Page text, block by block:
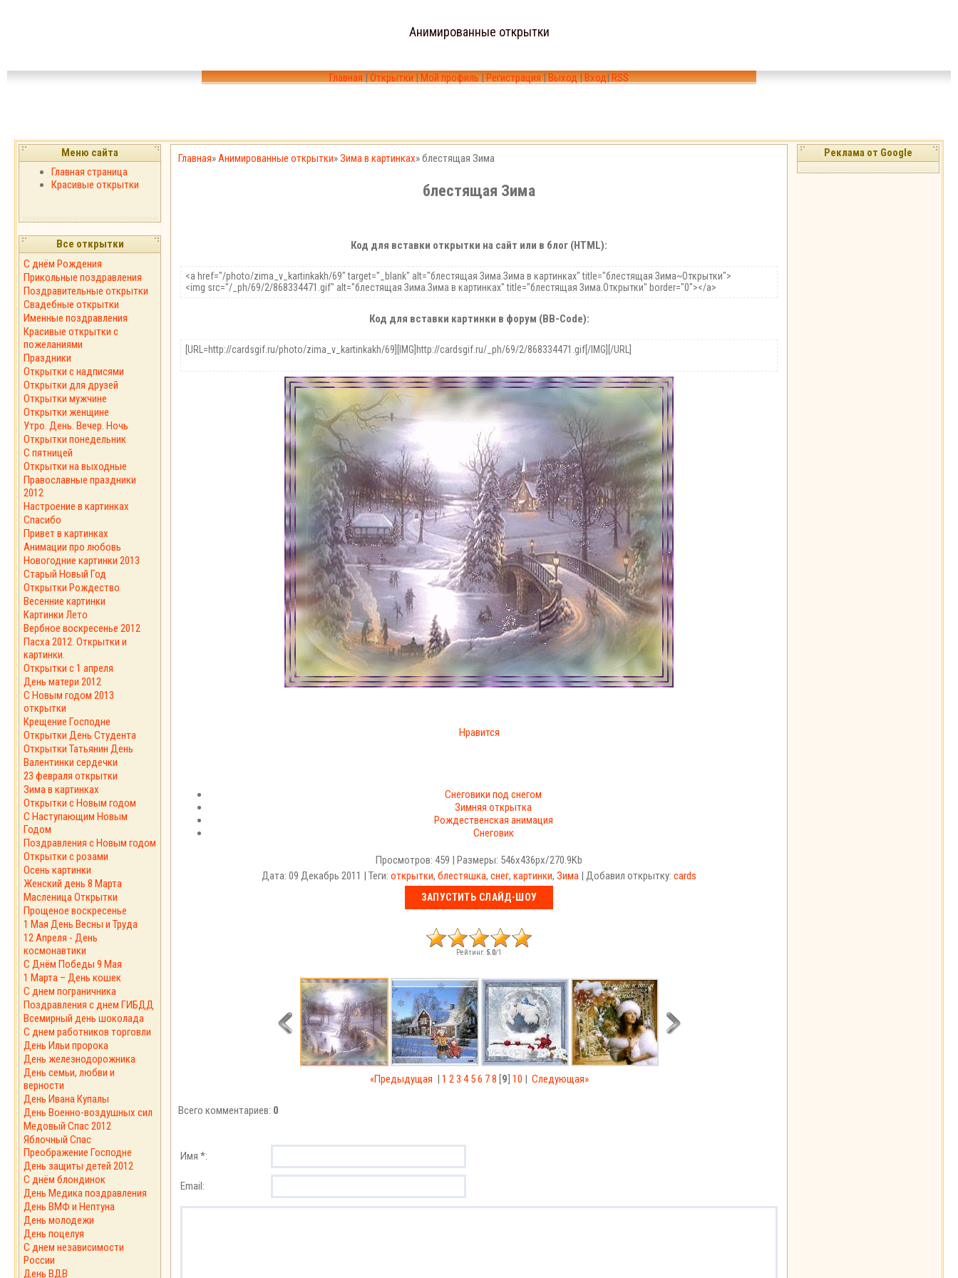
Анимированные открытки
Главная|Открытки|Мой профиль|Регистрация|Выход|Вход|RSS
Меню сайта
Главная страница
Красивые открытки
Все открытки
С днём Рождения
Прикольные поздравления
Поздравительные открытки
Свадебные открытки
Именные поздравления
Красивые открытки с
пожеланиями
Праздники
Открытки с надписями
Открытки для друзей
Открытки мужчине
Открытки женщине
Утро. День. Вечер. Ночь
Открытки понедельник
С пятницей
Открытки на выходные
Православные праздники
2012
Настроение в картинках
Спасибо
Привет в картинках
Анимации про любовь
Новогодние картинки 2013
Старый Новый Год
Открытки Рождество
Весенние картинки
Картинки Лето
Вербное воскресенье 2012
Пасха 2012. Открытки и
картинки.
Открытки с 1 апреля
День матери 2012
C Новым годом 2013
открытки
Крещение Господне
Открытки День Студента
Открытки Татьянин День
Валентинки сердечки
23 февраля открытки
Зима в картинках
Открытки с Новым годом
С Наступающим Новым
Годом
Поздравления с Новым годом
Открытки с розами
Осень картинки
Женский день 8 Марта
Масленица Открытки
Прощеное воскресенье
1 Мая День Весны и Труда
12 Апреля - День
космонавтики
С Днём Победы 9 Мая
1 Марта – День кошек
С днем пограничника
Поздравления с днем ГИБДД
Всемирный день шоколада
С днем работников торговли
День Ильи пророка
День железнодорожника
День семьи, любви и
верности
День Ивана Купалы
День Военно-воздушных сил
Медовый Спас 2012
Яблочный Спас
Преображение Господне
День защиты детей 2012
С днём блондинок
День Медика поздравления
День ВМФ и Нептуна
День молодежи
День поцелуя
С днем независимости
России
День ВДВ
Главная»Анимированные открытки»Зима в картинках» блестящая Зима
блестящая Зима
Код для вставки открытки на сайт или в блог (HTML):
Код для вставки картинки в форум (BB-Code):
Нравится
Снеговики под снегом
Зимняя открытка
Рождественская анимация
Снеговик
Просмотров: 459 | Размеры: 546x436px/270.9Kb
Дата: 09 Декабрь 2011 | Теги: открытки, блестяшка, снег, картинки, Зима | Добавил открытку: cards
Рейтинг: 5.0/1
«Предыдущая | 1 23 4 56 78 [9] 10 | Следующая»
Всего комментариев: 0
Имя *:
Email:
Реклама от Google